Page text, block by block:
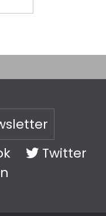
Twitter